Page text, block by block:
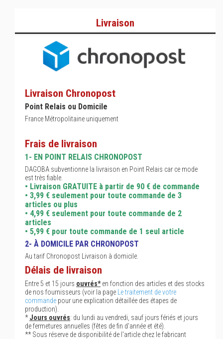
Livraison
Livraison Chronopost
Point Relais ou Domicile
France Métropolitaine uniquement
Frais de livraison
1- EN POINT RELAIS CHRONOPOST
DAGOBA subventionne la livraison en Point Relais car ce mode
est très fiable.
• Livraison GRATUITE à partir de 90 € de commande
• 3,99 € seulement pour toute commande de 3
articles ou plus
• 4,99 € seulement pour toute commande de 2
articles
• 5,99 € pour toute commande de 1 seul article
2- À DOMICILE PAR CHRONOPOST
Au tarif Chronopost Livraison à domicile.
Délais de livraison
Entre 5 et 15 jours ouvrés*en fonction des articles et des stocks
de nos fournisseurs (voir la page
Le traitement de votre
commande pour une explication détaillée des étapes de
production).
*Jours ouvrés: du lundi au vendredi, sauf jours fériés et jours
de fermetures annuelles (fêtes de fin d'année et été).
** Sous réserve de disponibilité de l'article chez le fabricant